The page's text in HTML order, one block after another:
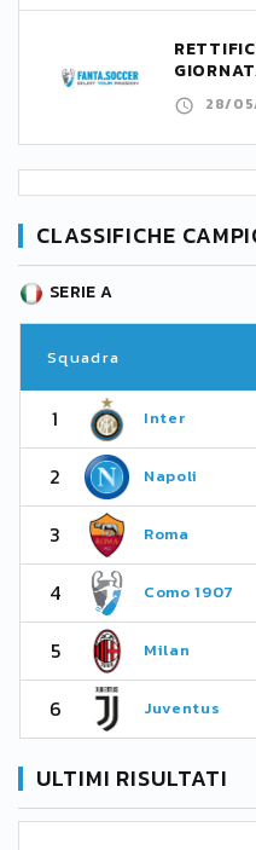
28/
CLASSIFICHE
SERIE A
Squadra
1 Inter
2 Napoli
3 Roma
4 Como 1907
5 Milan
6 Juventus
ULTIMI RISULTATI